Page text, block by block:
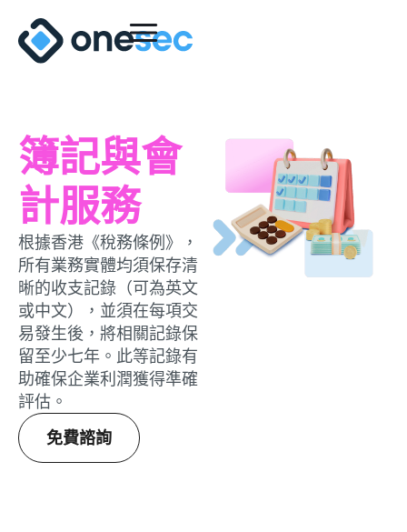
簿記與會
計服務
根據香港《稅務條例》，
所有業務實體均須保存清
晰的收支記錄（可為英文
或中文），並須在每項交
易發生後，將相關記錄保
留至少七年。此等記錄有
助確保企業利潤獲得準確
評估。
免費諮詢